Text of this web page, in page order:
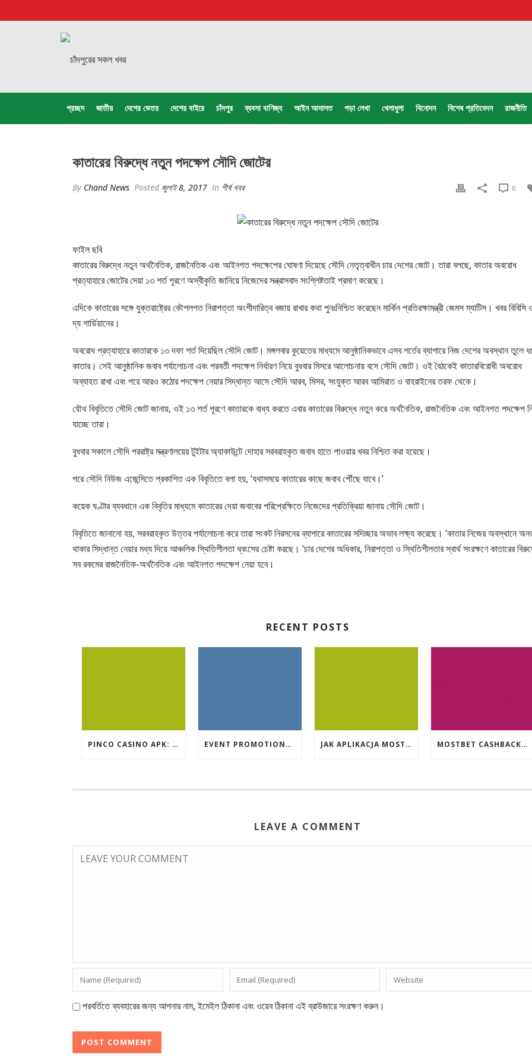
প্রচ্ছদ জাতীয় দেশের ভেতর দেশের বাইরে চাঁদপুর ব্যবসা বাণিজ্য আইন আদালত পড়া লেখা খেলাধুলা বিনোদন বিশেষ প্রতিবেদন রাজনীতি
কাতারের বিরুদ্ধে নতুন পদক্ষেপ সৌদি জোটের
By Chand News Posted জুলাই 8, 2017 In শীর্ষ খবর 0
ফাইল ছবি
কাতারের বিরুদ্ধে নতুন অর্থনৈতিক, রাজনৈতিক এবং আইনগত পদক্ষেপের ঘোষণা দিয়েছে সৌদি নেতৃত্বাধীন চার দেশের জোট। তারা বলছে, কাতার অবরোধ
প্রত্যাহারে জোটের দেয়া ১৩ শর্ত পূরণে অস্বীকৃতি জানিয়ে নিজেদের সন্ত্রাসবাদ সংশ্লিষ্টতাই প্রমাণ করেছে।
এদিকে কাতারের সঙ্গে যুক্তরাষ্ট্রের কৌশলগত নিরাপত্তা অংশীদারিত্ব বজায় রাখার কথা পুনঃনিশ্চিত করেছেন মার্কিন প্রতিরক্ষামন্ত্রী জেমস ম্যাটিস। খবর বিবিসি
দ্য গার্ডিয়ানের।
অবরোধ প্রত্যাহারে কাতারকে ১৩ দফা শর্ত দিয়েছিল সৌদি জোট। মঙ্গলবার কুয়েতের মাধ্যমে আনুষ্ঠানিকভাবে এসব শর্তের ব্যাপারে নিজ দেশের অবস্থান তুলে
কাতার। সেই আনুষ্ঠানিক জবাব পর্যালোচনা এবং পরবর্তী পদক্ষেপ নির্ধারণ নিয়ে বুধবার মিসরে আলোচনায় বসে সৌদি জোট। ওই বৈঠকেই কাতারবিরোধী অবরোধ
অব্যাহত রাখা এবং পরে আরও কঠোর পদক্ষেপ নেয়ার সিদ্ধান্ত আসে সৌদি আরব, মিসর, সংযুক্ত আরব আমিরাত ও বাহরাইনের তরফ থেকে।
যৌথ বিবৃতিতে সৌদি জোট জানায়, ওই ১৩ শর্ত পূরণে কাতারকে বাধ্য করতে এবার কাতারের বিরুদ্ধে নতুন করে অর্থনৈতিক, রাজনৈতিক এবং আইনগত পদক্ষেপ
যাচ্ছে তারা।
বুধবার সকালে সৌদি পররাষ্ট্র মন্ত্রণালয়ের টুইটার অ্যাকাউন্টে দোহার সরবরাহকৃত জবাব হাতে পাওয়ার খবর নিশ্চিত করা হয়েছে।
পরে সৌদি নিউজ এজেন্সিতে প্রকাশিত এক বিবৃতিতে বলা হয়, ‘যথাসময়ে কাতারের কাছে জবাব পৌঁছে যাবে।’
কয়েক ঘণ্টার ব্যবধানে এক বিবৃতির মাধ্যমে কাতারের দেয়া জবাবের পরিপ্রেক্ষিতে নিজেদের প্রতিক্রিয়া জানায় সৌদি জোট।
বিবৃতিতে জানানো হয়, সরবরাহকৃত উত্তর পর্যালোচনা করে তারা সংকট নিরসনের ব্যাপারে কাতারের সদিচ্ছার অভাব লক্ষ্য করেছে। ‘কাতার নিজের অবস্থানে
থাকার সিদ্ধান্ত নেয়ার মধ্য দিয়ে আঞ্চলিক স্থিতিশীলতা ধ্বংসের চেষ্টা করছে। ‘চার দেশের অধিকার, নিরাপত্তা ও স্থিতিশীলতার স্বার্থ সংরক্ষণে কাতারের
সব রকমের রাজনৈতিক-অর্থনৈতিক এবং আইনগত পদক্ষেপ নেয়া হবে।
RECENT POSTS
PINCO CASINO APK: OYUN SEÇIMLƏRININ İCMALI EVENT PROMOTIONS AT HIGHEST PAYING ONLINE CASINOS WITH BEST RTP JAK APLIKACJA MOSTBET WSPIERA UŻYTKOWNIKÓW ANDROIDA? MOSTBET CASHBACK: HANGI OYUNLAR SIZI DAHA ÇOX QAZANA BILƏR?
LEAVE A COMMENT
পরবর্তিতে ব্যবহারের জন্য আপনার নাম, ইমেইল ঠিকানা এবং ওয়েব ঠিকানা এই ব্রাউজারে সংরক্ষণ করুন।